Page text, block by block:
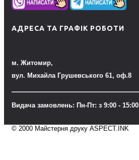
АДРЕСА ТА ГРАФІК РОБОТИ
м. Житомир,
вул. Михайла Грушевського 61, оф.8
Видача замовлень: Пн-Пт: з 9:00 - 15:00
© 2000 Майстерня друку ASPECT.INK